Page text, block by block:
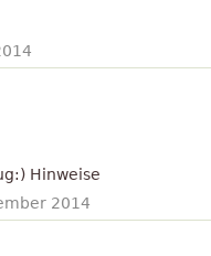
Hinweise
2014